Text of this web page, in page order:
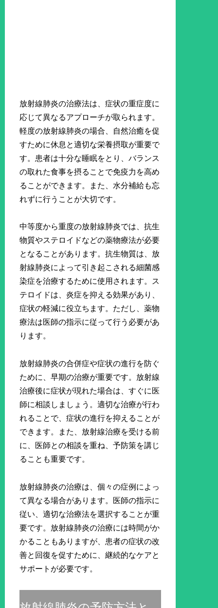
放射線肺炎の治療法は、症状の重症度に
応じて異なるアプローチが取られます。
軽度の放射線肺炎の場合、自然治癒を促
すために休息と適切な栄養摂取が重要で
す。患者は十分な睡眠をとり、バランス
の取れた食事を摂ることで免疫力を高め
ることができます。また、水分補給も忘
れずに行うことが大切です。
中等度から重度の放射線肺炎では、抗生
物質やステロイドなどの薬物療法が必要
となることがあります。抗生物質は、放
射線肺炎によって引き起こされる細菌感
染症を治療するために使用されます。ス
テロイドは、炎症を抑える効果があり、
症状の軽減に役立ちます。ただし、薬物
療法は医師の指示に従って行う必要があ
ります。
放射線肺炎の合併症や症状の進行を防ぐ
ために、早期の治療が重要です。放射線
治療後に症状が現れた場合は、すぐに医
師に相談しましょう。適切な治療が行わ
れることで、症状の進行を抑えることが
できます。また、放射線治療を受ける前
に、医師との相談を重ね、予防策を講じ
ることも重要です。
放射線肺炎の治療は、個々の症例によっ
て異なる場合があります。医師の指示に
従い、適切な治療法を選択することが重
要です。放射線肺炎の治療には時間がか
かることもありますが、患者の症状の改
善と回復を促すために、継続的なケアと
サポートが必要です。